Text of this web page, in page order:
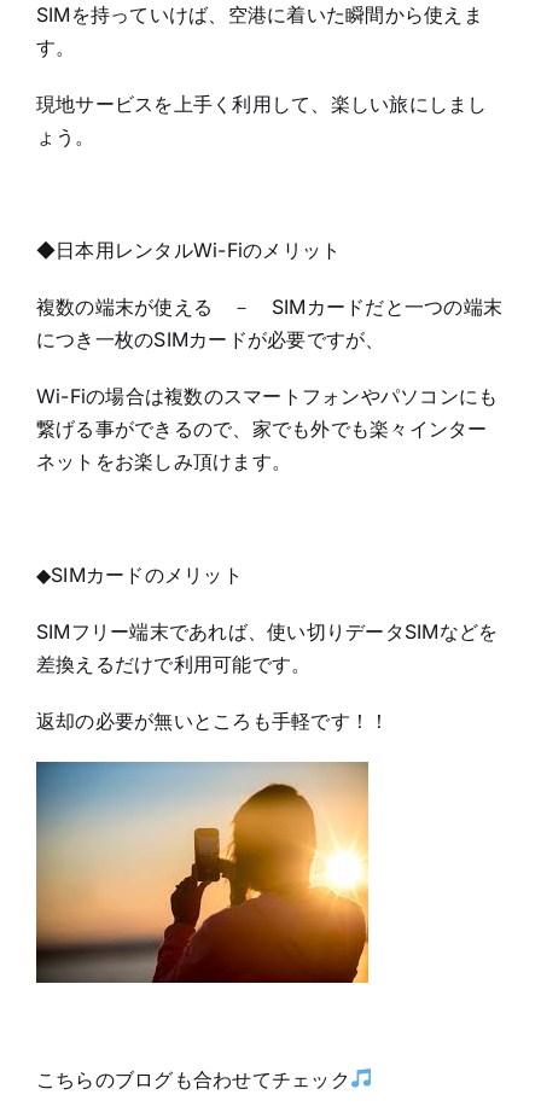
SIMを持っていけば、空港に着いた瞬間から使えま
す。
現地サービスを上手く利用して、楽しい旅にしまし
ょう。
◆日本用レンタルWi-Fiのメリット
複数の端末が使える － SIMカードだと一つの端末
につき一枚のSIMカードが必要ですが、
Wi-Fiの場合は複数のスマートフォンやパソコンにも
繋げる事ができるので、家でも外でも楽々インター
ネットをお楽しみ頂けます。
◆SIMカードのメリット
SIMフリー端末であれば、使い切りデータSIMなどを
差換えるだけで利用可能です。
返却の必要が無いところも手軽です！！
こちらのブログも合わせてチェック